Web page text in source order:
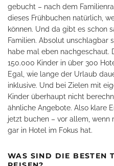
gebucht – nach dem
dieses Frühbuchen natürlich,
können. Und da gibt es schon
Familien. Absolut unschlagbar
habe mal eben nachgeschaut.
150.000 Kinder in über 300
Egal, wie lange der Urlaub
inklusive. Und bei Zielen mit
Kinder überhaupt nicht
ähnliche Angebote. Also klare
jetzt buchen – vor allem,
gar in Hotel im Fokus hat.
WAS SIND DIE BESTEN